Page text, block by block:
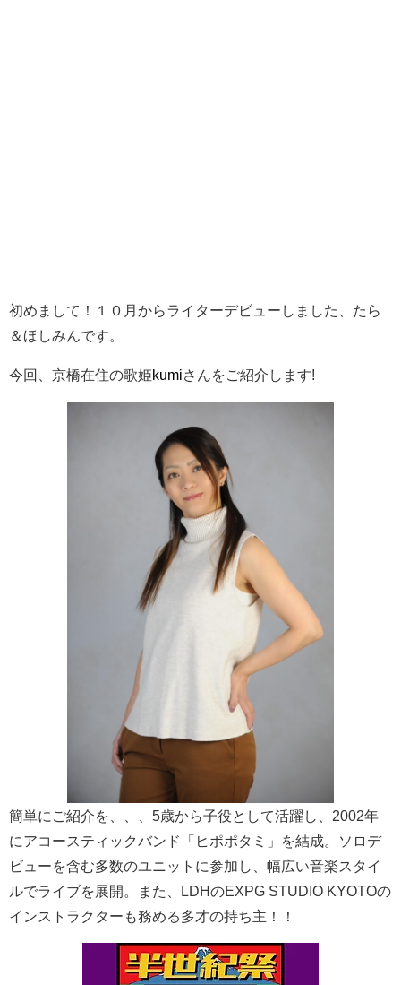
初めまして！１０月からライターデビューしました、たら
＆ほしみんです。
今回、京橋在住の歌姫kumiさんをご紹介します!
簡単にご紹介を、、、5歳から子役として活躍し、2002年
にアコースティックバンド「ヒポポタミ」を結成。ソロデ
ビューを含む多数のユニットに参加し、幅広い音楽スタイ
ルでライブを展開。また、LDHのEXPG STUDIO KYOTOの
インストラクターも務める多才の持ち主！！